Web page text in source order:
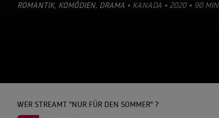
ROMANTIK, KOMÖDIEN, DRAMA • KANADA • 2020 • 90 MIN
WER STREAMT "NUR FÜR DEN SOMMER" ?